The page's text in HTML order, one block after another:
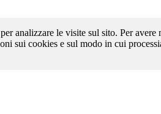
analizzare le visite sul sito. Per
sui cookies e sul modo in cui